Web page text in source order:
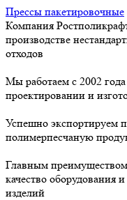
Прессы пакетировочные
Компания
производстве
отходов
Мы работаем с 2002
проектировании и
Успешно экспортируем
полимерпесчаную
Главным
качество оборудования
изделий